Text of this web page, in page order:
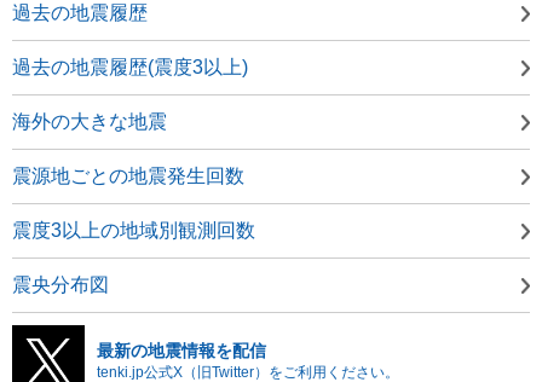
過去の地震履歴
過去の地震履歴(震度3以上)
海外の大きな地震
震源地ごとの地震発生回数
震度3以上の地域別観測回数
震央分布図
最新の地震情報を配信
tenki.jp公式X（旧Twitter）をご利用ください。